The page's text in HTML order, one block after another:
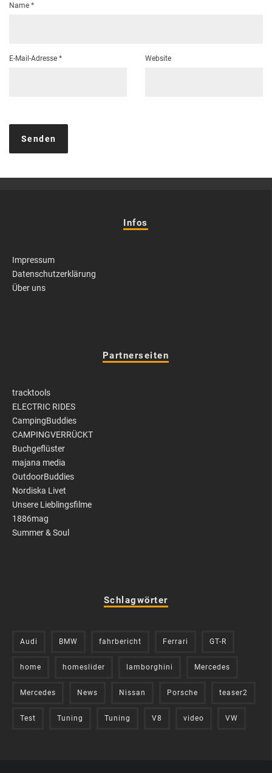
Name *
E-Mail-Adresse * Website
Infos
Impressum
Datenschutzerklärung
Über uns
Partnerseiten
tracktools
ELECTRIC RIDES
CampingBuddies
CAMPINGVERRÜCKT
Buchgeflüster
majana media
OutdoorBuddies
Nordiska Livet
Unsere Lieblingsfilme
1886mag
Summer & Soul
Schlagwörter
Audi BMW fahrbericht Ferrari GT-R
home homeslider lamborghini Mercedes
Mercedes News Nissan Porsche teaser2
Test Tuning Tuning V8 video VW